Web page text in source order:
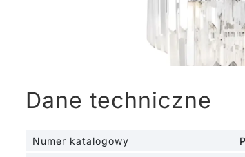
Dane techniczne
Numer katalogowy